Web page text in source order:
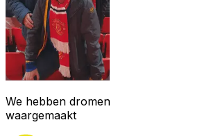
We hebben dromen
waargemaakt